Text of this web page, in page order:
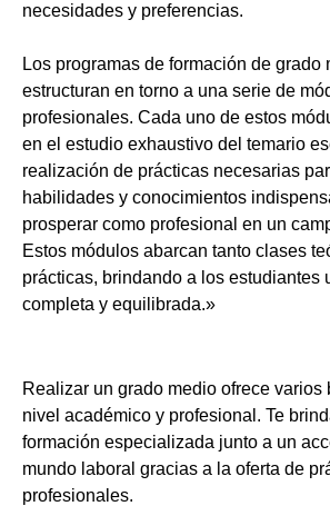
necesidades y preferencias.
Los programas de formación de grado
estructuran en torno a una serie de
profesionales. Cada uno de estos
en el estudio exhaustivo del temario
realización de prácticas necesarias
habilidades y conocimientos
prosperar como profesional en un
Estos módulos abarcan tanto clases
prácticas, brindando a los estudiantes
completa y equilibrada.»
Realizar un grado medio ofrece varios
nivel académico y profesional. Te
formación especializada junto a un
mundo laboral gracias a la oferta de
profesionales.